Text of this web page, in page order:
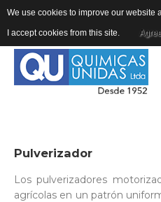
Pulverizador
Los pulverizadores
agrícolas en un patrón
We use cookies to improve our website
I accept cookies from this site.